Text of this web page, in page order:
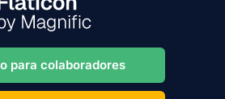
para colaboradores